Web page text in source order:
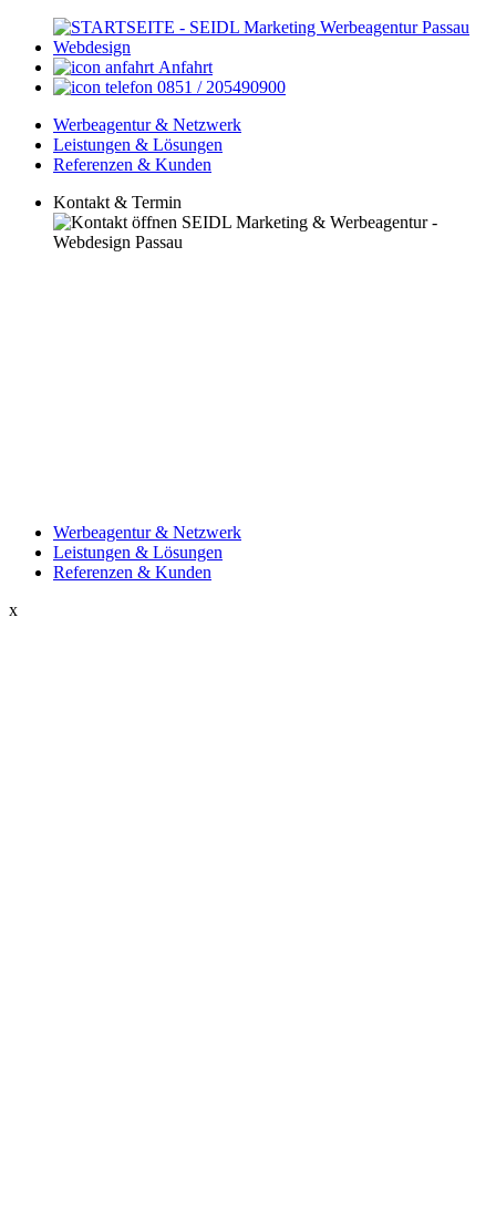
Anfahrt
0851 / 205490900
Werbeagentur & Netzwerk
Leistungen & Lösungen
Referenzen & Kunden
Kontakt & Termin
Werbeagentur & Netzwerk
Leistungen & Lösungen
Referenzen & Kunden
x